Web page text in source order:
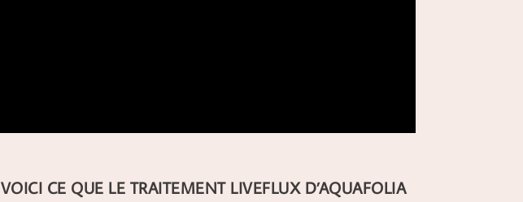
VOICI CE QUE LE TRAITEMENT LIVEFLUX D’AQUAFOLIA